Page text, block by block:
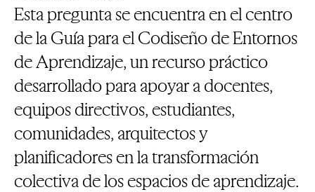
Esta pregunta se encuentra en el centro
de la Guía para el Codiseño de Entornos
de Aprendizaje, un recurso práctico
desarrollado para apoyar a docentes,
equipos directivos, estudiantes,
comunidades, arquitectos y
planificadores en la transformación
colectiva de los espacios de aprendizaje.